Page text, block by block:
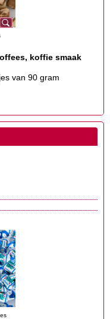
koffie smaak
van 90 gram